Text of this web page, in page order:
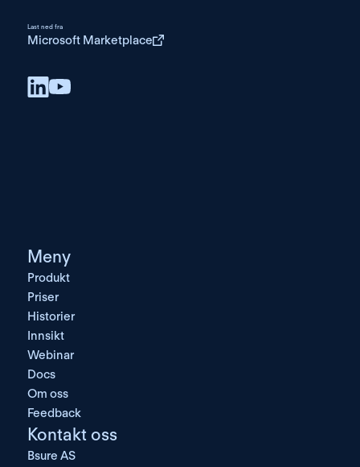
Last ned fra
Microsoft Marketplace
Meny
Produkt
Priser
Historier
Innsikt
Webinar
Docs
Om oss
Feedback
Kontakt oss
Bsure AS